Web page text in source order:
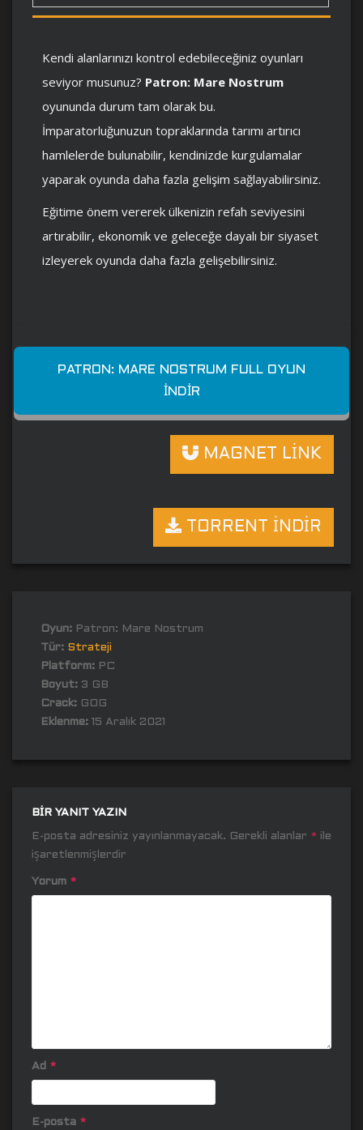
Kendi alanlarınızı kontrol edebileceğiniz oyunları
seviyor musunuz? Patron: Mare Nostrum
oyununda durum tam olarak bu.
İmparatorluğunuzun topraklarında tarımı artırıcı
hamlelerde bulunabilir, kendinizde kurgulamalar
yaparak oyunda daha fazla gelişim sağlayabilirsiniz.
Eğitime önem vererek ülkenizin refah seviyesini
artırabilir, ekonomik ve geleceğe dayalı bir siyaset
izleyerek oyunda daha fazla gelişebilirsiniz.
PATRON: MARE NOSTRUM FULL OYUN
İNDIR
MAGNET LİNK
TORRENT İNDİR
Oyun: Patron: Mare Nostrum
Tür: Strateji
Platform: PC
Boyut: 3 GB
Crack: GOG
Eklenme: 15 Aralık 2021
BIR YANIT YAZIN
E-posta adresiniz yayınlanmayacak. Gerekli alanlar * ile
işaretlenmişlerdir
Yorum *
Ad *
E-posta *